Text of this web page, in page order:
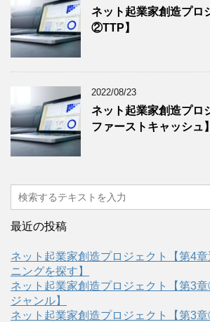
ネット起業家創造プロ
②TTP】
2022/08/23
ネット起業家創造プ
ファーストキャッシュ】
最近の投稿
ネット起業家創造プロジェクト【第4
ニングを探す】
ネット起業家創造プロジェクト【第3
ジャンル】
ネット起業家創造プロジェクト【第3